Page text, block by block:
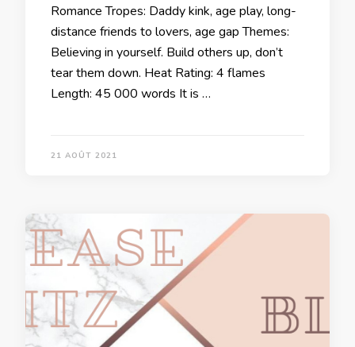
Romance Tropes: Daddy kink, age play, long-
distance friends to lovers, age gap Themes:
Believing in yourself. Build others up, don’t
tear them down. Heat Rating: 4 flames
Length: 45 000 words It is …
21 AOÛT 2021